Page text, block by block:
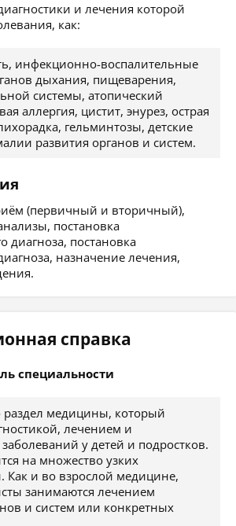
и лечения которой
как:
инфекционно-воспалительные
дыхания, пищеварения,
системы, атопический
аллергия, цистит, энурез, острая
гельминтозы, детские
развития органов и систем.
(первичный и вторичный),
постановка
диагноза, постановка
назначение лечения,
справка
специальности
раздел медицины, который
лечением и
у детей и подростков.
на множество узких
Как и во взрослой медицине,
занимаются лечением
и систем или конкретных